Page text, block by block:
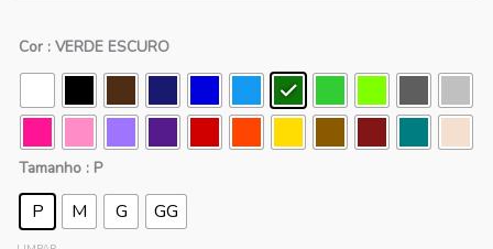
Cor : VERDE ESCURO
Tamanho : P
P M G GG